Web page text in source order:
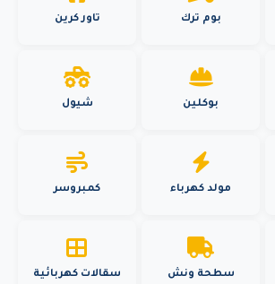
بوم ترك تاور كرين
بوكلين شيول
مولد كهرباء كمبروسر
سطحة ونش سقالات كهربائية